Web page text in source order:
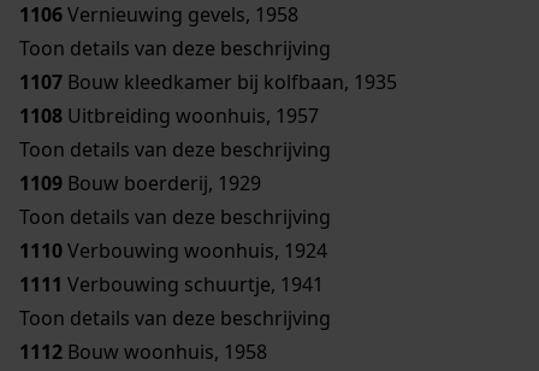
1106Vernieuwing gevels, 1958
Toon details van deze beschrijving
1107 Bouw kleedkamer bij kolfbaan, 1935
1108 Uitbreiding woonhuis, 1957
Toon details van deze beschrijving
1109 Bouw boerderij, 1929
Toon details van deze beschrijving
1110Verbouwing woonhuis, 1924
1111 Verbouwing schuurtje, 1941
Toon details van deze beschrijving
1112 Bouw woonhuis, 1958